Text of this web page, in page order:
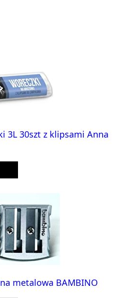
3L 30szt z klipsami Anna
metalowa BAMBINO